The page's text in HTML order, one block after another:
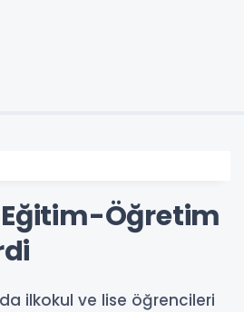
Öğretim
ilkokul ve lise öğrencileri